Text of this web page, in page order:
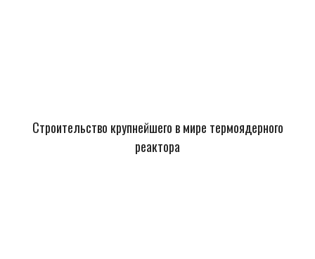
Строительство крупнейшего в мире термоядерного
реактора